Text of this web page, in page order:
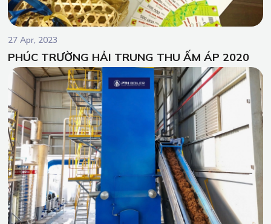
27 Apr, 2023
PHÚC TRƯỜNG HẢI TRUNG THU ẤM ÁP 2020